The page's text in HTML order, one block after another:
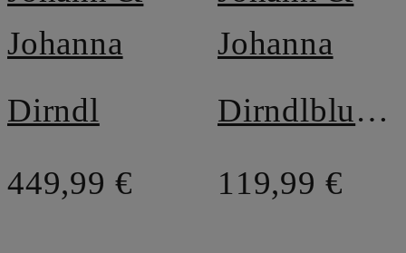
Johanna
Dirndl
449,99 €
Johanna
Dirndlbluse mit Spitze und Rüschen
119,99 €